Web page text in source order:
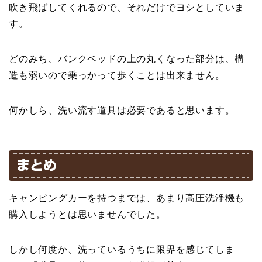
吹き飛ばしてくれるので、それだけでヨシとしていま
す。
どのみち、バンクベッドの上の丸くなった部分は、構
造も弱いので乗っかって歩くことは出来ません。
何かしら、洗い流す道具は必要であると思います。
まとめ
キャンピングカーを持つまでは、あまり高圧洗浄機も
購入しようとは思いませんでした。
しかし何度か、洗っているうちに限界を感じてしま